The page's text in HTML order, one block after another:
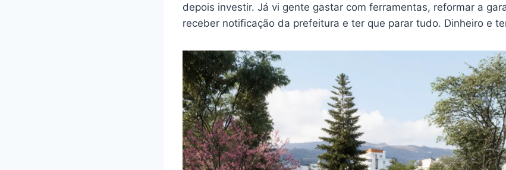
depois investir. Já vi gente gastar com ferramentas, reformar a
receber notificação da prefeitura e ter que parar tudo. Dinheiro e